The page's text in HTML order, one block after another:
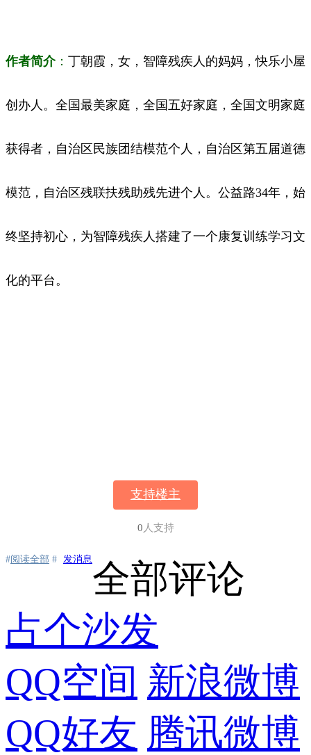
作者简介： 丁朝霞，女，智障残疾人的妈妈，快乐小屋
创办人。全国最美家庭，全国五好家庭，全国文明家庭
获得者，自治区民族团结模范个人，自治区第五届道德
模范，自治区残联扶残助残先进个人。公益路34年，始
终坚持初心，为智障残疾人搭建了一个康复训练学习文
化的平台。
支持楼主
0人支持
#阅读全部 # 发消息 全部评论
占个沙发
QQ空间 新浪微博
QQ好友 腾讯微博